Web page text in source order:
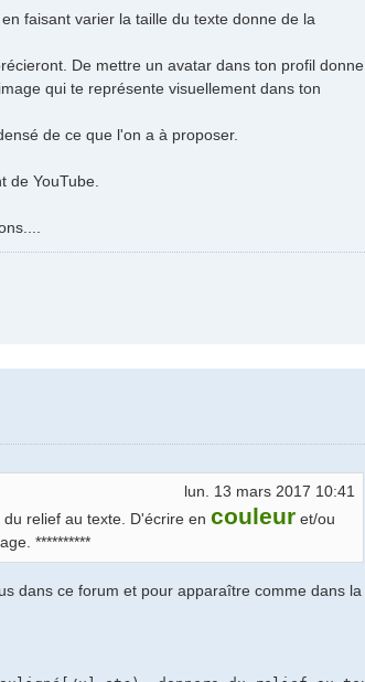
faisant varier la taille du texte donne de la
De mettre un avatar dans ton profil donne
qui te représente visuellement dans ton
de ce que l'on a à proposer.
de YouTube.
lun. 13 mars 2017 10:41
relief au texte. D'écrire en couleuret/ou
**********
dans ce forum et pour apparaître comme dans la